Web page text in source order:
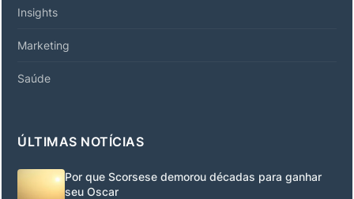
Insights
Marketing
Saúde
ÚLTIMAS NOTÍCIAS
Por que Scorsese demorou décadas para ganhar
seu Oscar